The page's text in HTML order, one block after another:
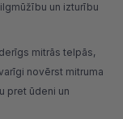
un izturību
mitrās telpās,
novērst mitruma
pret ūdeni un